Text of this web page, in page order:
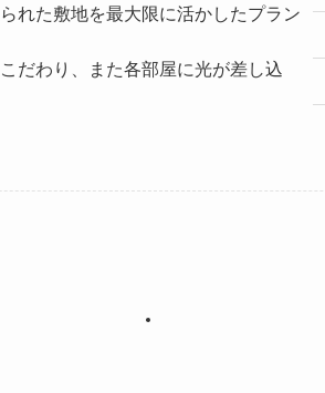
れた敷地を最大限に活かしたプラン
だわり、また各部屋に光が差し込